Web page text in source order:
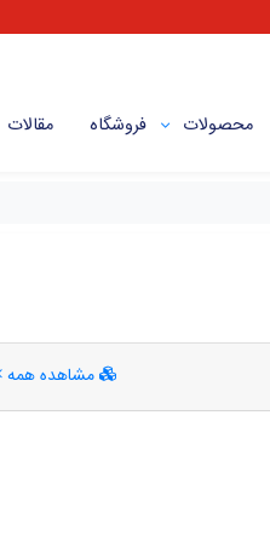
محصولات فروشگاه مقالات
مشاهده همه